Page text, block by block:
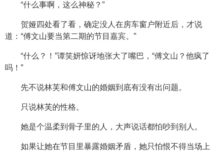
“什么事啊，这么神秘？”
贺娅四处看了看，确定没人在房车窗户附近后，才说
道：“傅文山要当第二期的节目嘉宾。”
“什么？！”谭笑妍惊讶地张大了嘴巴，“傅文山？他疯了
吗！”
先不说林芙和傅文山的婚姻到底有没有出问题。
只说林芙的性格。
她是个温柔到骨子里的人，大声说话都怕吵到别人。
如果让她在节目里暴露婚姻矛盾，她只怕恨不得当场上